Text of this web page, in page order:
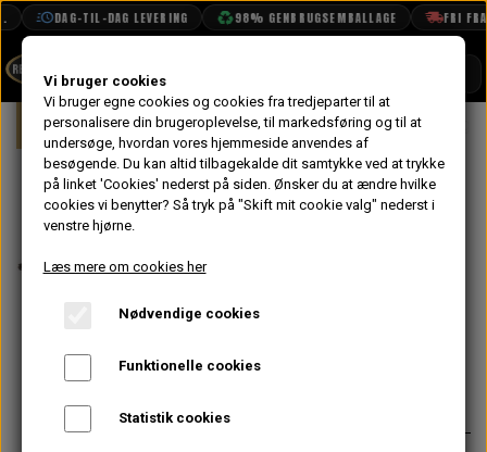
DAG-TIL-DAG LEVERING 98% GENBRUGSEMBALLAGE FRI
BOOK TID
PROJEKTER
TEKNISK DATA
VANDPOLERING
Forside Mini Karrosseri Bund
Bagagerums
Batteri Kasse
Original
3.132,00 kr.
Vi bruger cookies
Vi bruger egne cookies og cookies fra tredjeparter til at
personalisere din brugeroplevelse, til markedsføring og til at
undersøge, hvordan vores hjemmeside anvendes af
besøgende. Du kan altid tilbagekalde dit samtykke ved at trykke
på linket 'Cookies' nederst på siden. Ønsker du at ændre hvilke
cookies vi benytter? Så tryk på "Skift mit cookie valg" nederst i
venstre hjørne.
Læs mere om cookies her
Nødvendige cookies
Funktionelle cookies
Statistik cookies